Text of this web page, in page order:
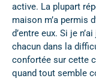
active. La plupart
maison m’a permis
d’entre eux. Si je
chacun dans la
confortée sur cette
quand tout semble